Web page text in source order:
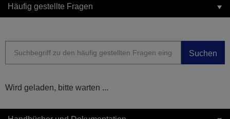
Häufig gestellte Fragen
Suchen
Wird geladen, bitte warten ...